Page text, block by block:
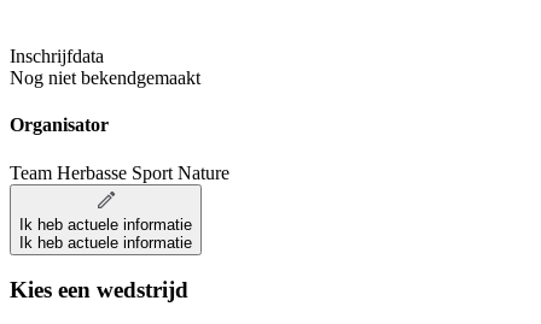
Inschrijfdata
Nog niet bekendgemaakt
Organisator
Team Herbasse Sport Nature
Ik heb actuele informatie
Ik heb actuele informatie
Kies een wedstrijd